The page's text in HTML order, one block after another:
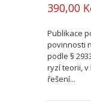
390,00
Publikace
povinnosti
podle §
ryzí teorii,
řešení...